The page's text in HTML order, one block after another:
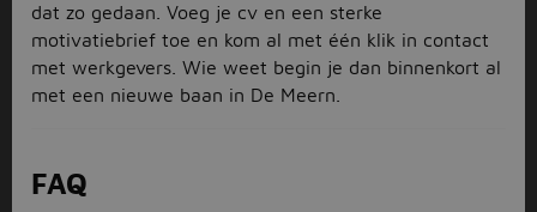
dat zo gedaan. Voeg je cv en een sterke
motivatiebrief toe en kom al met één klik in contact
met werkgevers. Wie weet begin je dan binnenkort al
met een nieuwe baan in De Meern.
FAQ